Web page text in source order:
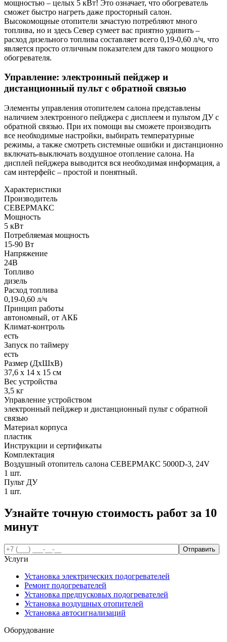
мощностью – целых 5 кВт! Это означает, что обогреватель
сможет быстро нагреть даже просторный салон.
Высокомощные отопители зачастую потребляют много
топлива, но и здесь Север сумеет вас приятно удивить –
расход дизельного топлива составляет всего 0,19-0,60 л/ч, что
является просто отличным показателем для такого мощного
обогревателя.
Управление: электронный пейджер и
дистанционный пульт с обратной связью
Элементы управления отопителем салона представлены
наличием электронного пейджера с дисплеем и пультом ДУ с
обратной связью. При их помощи вы сможете производить
все необходимые настройки, выбирать температурные
режимы, а также смотреть системные ошибки и дистанционно
включать-выключать воздушное отопление салона. На
дисплей пейджера выводится вся необходимая информация, а
сам интерфейс – простой и понятный.
Характеристики
Производитель
СЕВЕРМАКС
Мощность
5 кВт
Потребляемая мощность
15-90 Вт
Напряжение
24В
Топливо
дизель
Расход топлива
0,19-0,60 л/ч
Принцип работы
автономный, от АКБ
Климат-контроль
есть
Запуск по таймеру
есть
Размер (ДхШхВ)
37,6 х 14 х 15 см
Вес устройства
3,5 кг
Управление устройством
электронный пейджер и дистанционный пульт с обратной
связью
Материал корпуса
пластик
Инструкции и сертификаты
Комплектация
Воздушный отопитель салона СЕВЕРМАКС 5000D-3, 24V
1 шт.
Пульт ДУ
1 шт.
Узнайте точную стоимость работ за 10
минут
Услуги
Установка электрических подогревателей
Ремонт подогревателей
Установка предпусковых подогревателей
Установка воздушных отопителей
Установка автосигнализаций
Оборудование